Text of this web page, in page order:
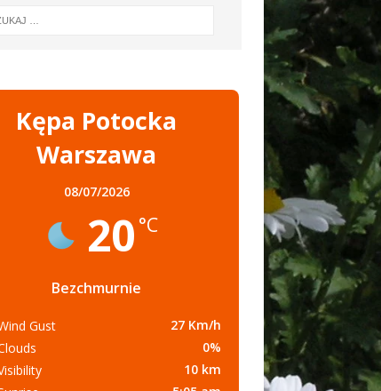
Kępa Potocka
Warszawa
08/07/2026
20 °C
Bezchmurnie
Gust
27 Km/h
0%
10 km